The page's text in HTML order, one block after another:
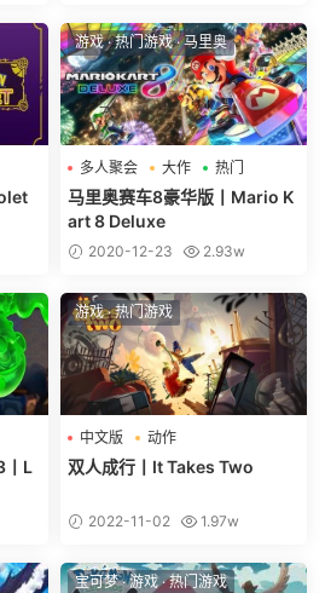
游戏·热门游戏·马里奥
多人聚会 大作 热门
马里奥赛车8豪华版丨Mario K
art 8 Deluxe
2020-12-23 2.93w
丨L
游戏·热门游戏
中文版 动作
双人成行丨It Takes Two
2022-11-02 1.97w
宝可梦·游戏·热门游戏